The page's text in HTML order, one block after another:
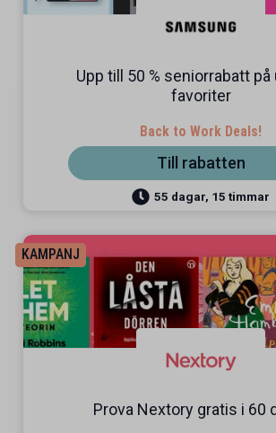
Upp till 50 % seniorrabatt på
favoriter
Back to Work Deals!
Till rabatten
55 dagar, 15 timmar
KAMPANJ
Prova Nextory gratis i 60